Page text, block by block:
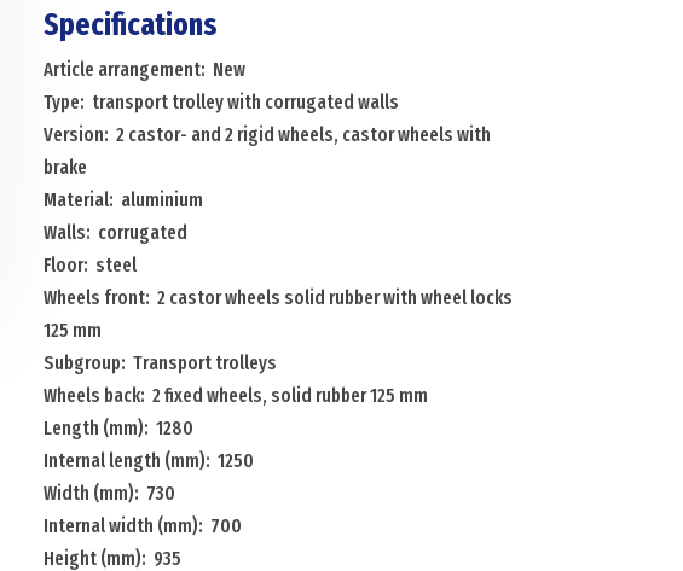
boxes
transport
trolley
with
corrugated
walls
2
castor-
and
2
rigid
wheels,
castor
wheels
with
brake
Menge
Specifications
Article arrangement: New
Type: transport trolley with corrugated walls
Version: 2 castor- and 2 rigid wheels, castor wheels with
brake
Material: aluminium
Walls: corrugated
Floor: steel
Wheels front: 2 castor wheels solid rubber with wheel locks
125 mm
Subgroup: Transport trolleys
Wheels back: 2 fixed wheels, solid rubber 125 mm
Length (mm): 1280
Internal length (mm): 1250
Width (mm): 730
Internal width (mm): 700
Height (mm): 935